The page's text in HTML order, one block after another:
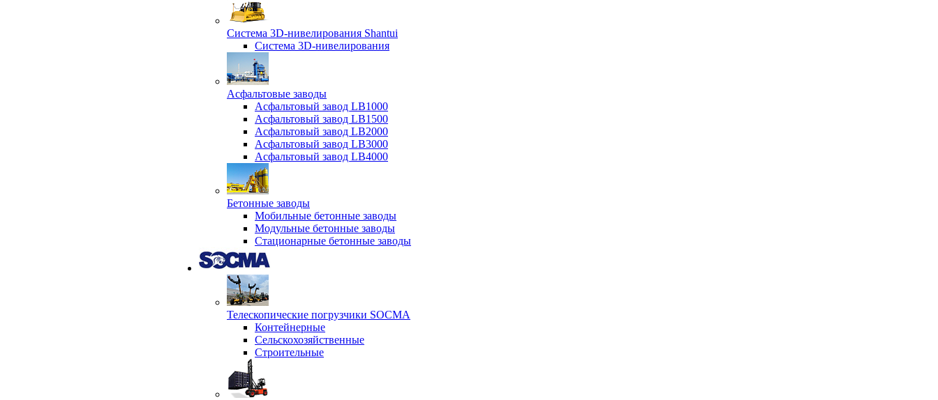
Система 3D-нивелирования Shantui
Система 3D-нивелирования
Асфальтовые заводы
Асфальтовый завод LB1000
Асфальтовый завод LB1500
Асфальтовый завод LB2000
Асфальтовый завод LB3000
Асфальтовый завод LB4000
Бетонные заводы
Мобильные бетонные заводы
Модульные бетонные заводы
Стационарные бетонные заводы
Телескопические погрузчики SOCMA
Контейнерные
Сельскохозяйственные
Строительные